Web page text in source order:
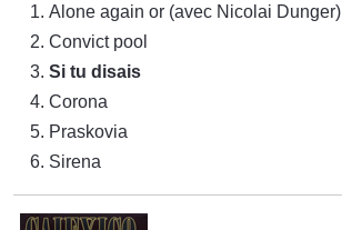
Alone again or (avec Nicolai Dunger)
Convict pool
Si tu disais
Corona
Praskovia
Sirena